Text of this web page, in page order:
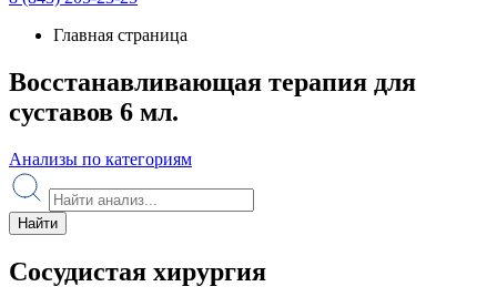
Главная страница
Восстанавливающая терапия для
суставов 6 мл.
Анализы по категориям
Найти
Сосудистая хирургия